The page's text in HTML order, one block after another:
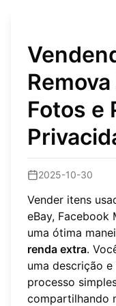
Fotos e
2025-10-30
Vender itens
eBay, Facebook
uma ótima
renda extra.
uma descrição e
processo
compartilhando